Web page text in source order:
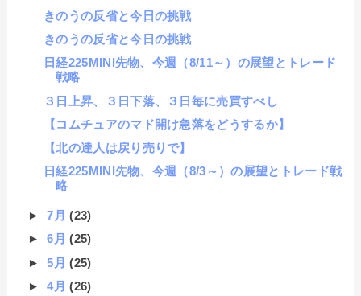
きのうの反省と今日の挑戦
きのうの反省と今日の挑戦
日経225MINI先物、今週（8/11～）の展望とトレード
戦略
３日上昇、３日下落、３日毎に売買すべし
【コムチュアのマド開け急落をどうするか】
【北の達人は戻り売りで】
日経225MINI先物、今週（8/3～）の展望とトレード戦
略
►7月(23)
►6月(25)
►5月(25)
►4月(26)